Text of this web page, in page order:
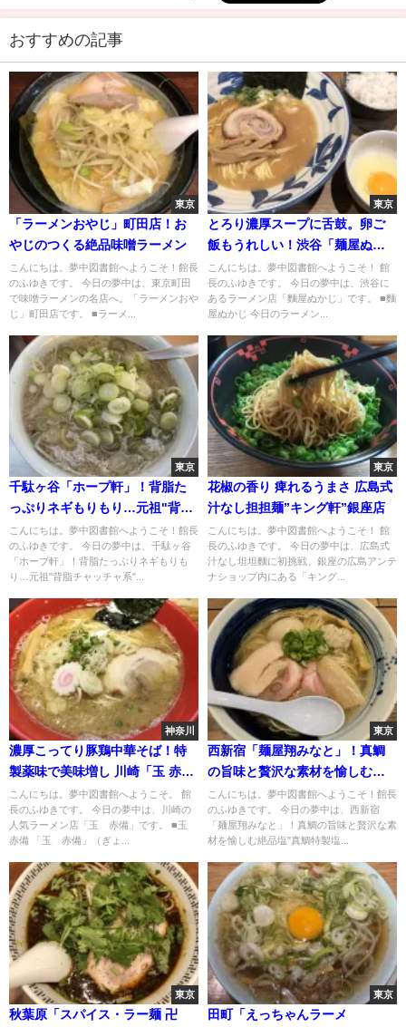
おすすめの記事
東京
「ラーメンおやじ」町田店！お
やじのつくる絶品味噌ラーメン
こんにちは。夢中図書館へようこそ！館長
のふゆきです。 今日の夢中は、東京町田
で味噌ラーメンの名店へ。「ラーメンおや
じ」町田店です。 ■ラーメ...
東京
とろり濃厚スープに舌鼓。卵ご
飯もうれしい！渋谷「麺屋ぬか
じ」
こんにちは。夢中図書館へようこそ！ 館
長のふゆきです。 今日の夢中は、渋谷に
あるラーメン店「麵屋ぬかじ」です。 ■麵
屋ぬかじ 今日のラーメン...
東京
千駄ヶ谷「ホープ軒」！背脂た
っぷりネギもりもり…元祖"背脂
チャッチャ系"で至福の一杯
こんにちは。夢中図書館へようこそ！館長
のふゆきです。 今日の夢中は、千駄ヶ谷
「ホープ軒」！背脂たっぷりネギもりも
り…元祖"背脂チャッチャ系"...
東京
花椒の香り 痺れるうまさ 広島式
汁なし担担麺”キング軒”銀座店
こんにちは。夢中図書館へようこそ！ 館
長のふゆきです。 今日の夢中は、広島式
汁なし坦坦麵に初挑戦、銀座の広島アンテ
ナショップ内にある「キング...
神奈川
濃厚こってり豚鶏中華そば！特
製薬味で美味増し 川崎「玉 赤
備」
こんにちは。夢中図書館へようこそ。 館
長のふゆきです。 今日の夢中は、川崎の
人気ラーメン店「玉 赤備」です。 ■玉
赤備 「玉 赤備」（ぎょ...
東京
西新宿「麺屋翔みなと」！真鯛
の旨味と贅沢な素材を愉しむ絶
品塩"真鯛特製塩らーめん"
こんにちは。夢中図書館へようこそ！館長
のふゆきです。 今日の夢中は、西新宿
「麺屋翔みなと」！真鯛の旨味と贅沢な素
材を愉しむ絶品塩"真鯛特製塩...
東京
秋葉原「スパイス・ラー麺 卍
東京
田町「えっちゃんラーメ